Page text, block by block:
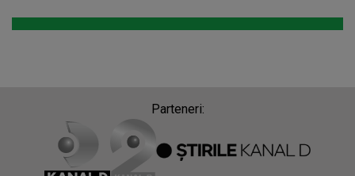
Parteneri: